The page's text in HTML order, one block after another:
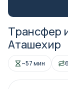
Трансфер
Аташехир
~57 мин